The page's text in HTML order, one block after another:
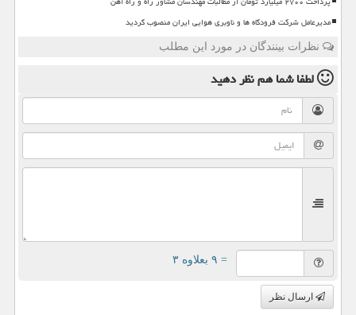
مدیرعامل شرکت فرودگاه ها و ناوبری هوایی ایران منصوب گردید
نظرات بینندگان در مورد این مطلب
لطفا شما همنظر دهید
= ۹ بعلاوه ۳
ارسال نظر